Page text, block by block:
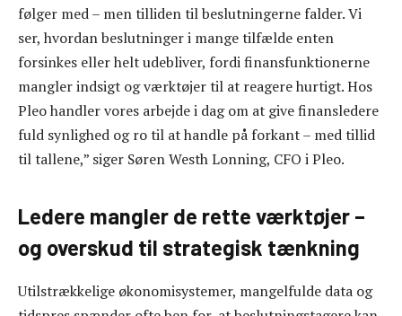
følger med – men tilliden til beslutningerne falder. Vi
ser, hvordan beslutninger i mange tilfælde enten
forsinkes eller helt udebliver, fordi finansfunktionerne
mangler indsigt og værktøjer til at reagere hurtigt. Hos
Pleo handler vores arbejde i dag om at give finansledere
fuld synlighed og ro til at handle på forkant – med tillid
til tallene,” siger Søren Westh Lonning, CFO i Pleo.
Ledere mangler de rette værktøjer –
og overskud til strategisk tænkning
Utilstrækkelige økonomisystemer, mangelfulde data og